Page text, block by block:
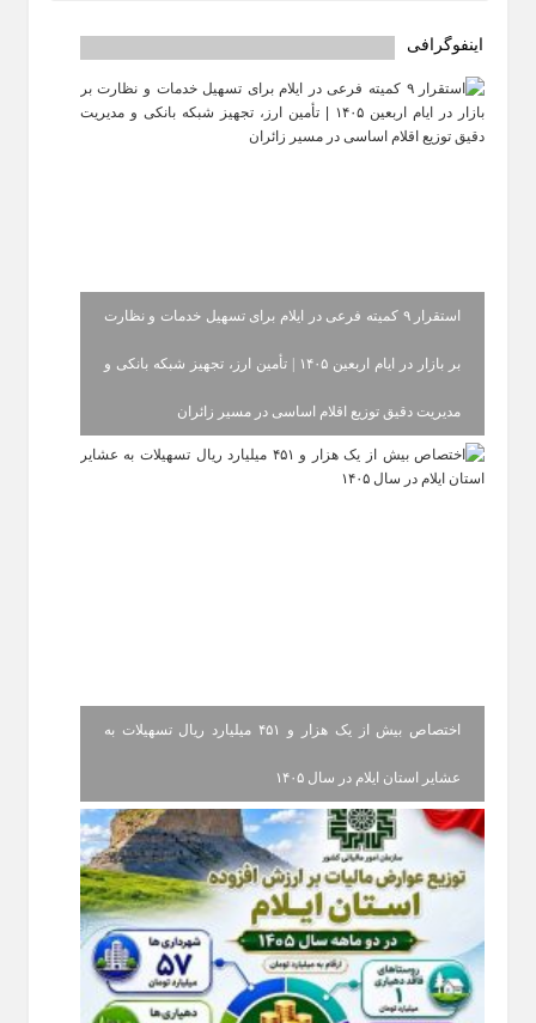
اینفوگرافی
استقرار ۹ کمیته فرعی در ایلام برای تسهیل خدمات و نظارت
بر بازار در ایام اربعین ۱۴۰۵ | تأمین ارز، تجهیز شبکه بانکی و
مدیریت دقیق توزیع اقلام اساسی در مسیر زائران
اختصاص بیش از یک هزار و ۴۵۱ میلیارد ریال تسهیلات به
عشایر استان ایلام در سال ۱۴۰۵